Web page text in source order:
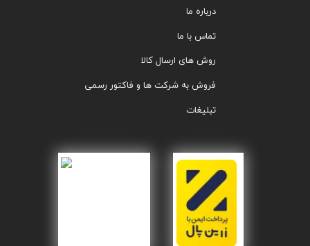
درباره ما
تماس با ما
روش های ارسال کالا
فروش به شرکت ها و فاکتور رسمی
تبلیغات